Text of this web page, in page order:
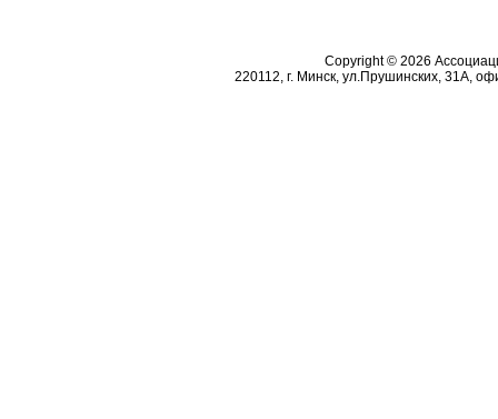
Copyright © 2026
220112, г. Минск, ул.Прушинских, 31А,